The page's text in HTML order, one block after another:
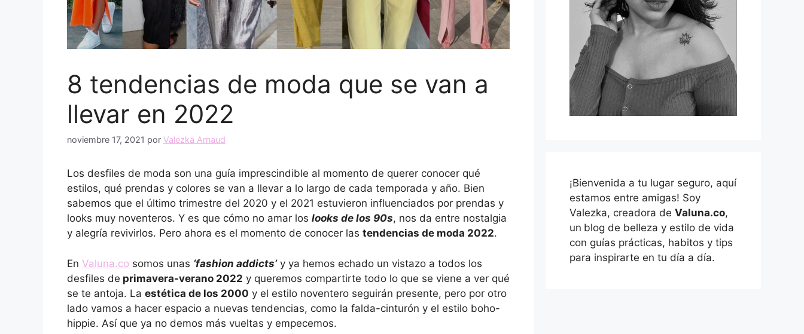
8 tendencias de moda que se van a
llevar en 2022
noviembre 17, 2021 por Valezka Arnaud
Los desfiles de moda son una guía imprescindible al momento de querer conocer qué
estilos, qué prendas y colores se van a llevar a lo largo de cada temporada y año. Bien
sabemos que el último trimestre del 2020 y el 2021 estuvieron influenciados por prendas y
looks muy noventeros. Y es que cómo no amar los looks de los 90s, nos da entre nostalgia
y alegría revivirlos. Pero ahora es el momento de conocer las tendencias de moda 2022.
En Valuna.co somos unas ‘fashion addicts’y ya hemos echado un vistazo a todos los
desfiles de primavera-verano 2022 y queremos compartirte todo lo que se viene a ver qué
se te antoja. La estética de los 2000 y el estilo noventero seguirán presente, pero por otro
lado vamos a hacer espacio a nuevas tendencias, como la falda-cinturón y el estilo boho-
hippie. Así que ya no demos más vueltas y empecemos.
¡Bienvenida a tu lugar seguro, aquí
estamos entre amigas! Soy
Valezka, creadora de Valuna.co,
un blog de belleza y estilo de vida
con guías prácticas, habitos y tips
para inspirarte en tu día a día.